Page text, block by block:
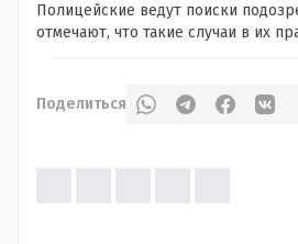
Полицейские ведут поиски
отмечают, что такие случаи в их
Поделиться